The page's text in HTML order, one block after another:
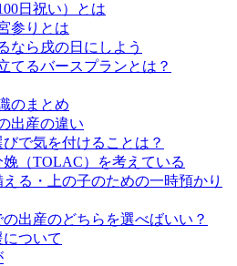
日祝い）とは
参りとは
なら戌の日にしよう
てるバースプランとは？
のまとめ
出産の違い
で気を付けることは？
娩（TOLAC）を考えている
る・上の子のための一時預かり
出産のどちらを選べばいい？
ついて